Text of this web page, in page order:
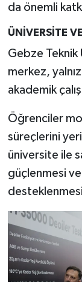
da önemli
ÜNİVERSİTE
Gebze Teknik
merkez,
akademik
Öğrenciler
süreçlerini
üniversite ile
güçlenmesi